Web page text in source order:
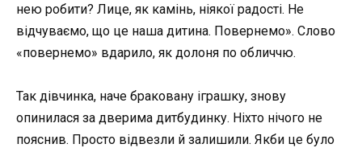
нею робити? Лице, як камінь, ніякої радості. Не
відчуваємо, що це наша дитина. Повернемо». Слово
«повернемо» вдарило, як долоня по обличчю.
Так дівчинка, наче браковану іграшку, знову
опинилася за дверима дитбудинку. Ніхто нічого не
пояснив. Просто відвезли й залишили. Якби це було